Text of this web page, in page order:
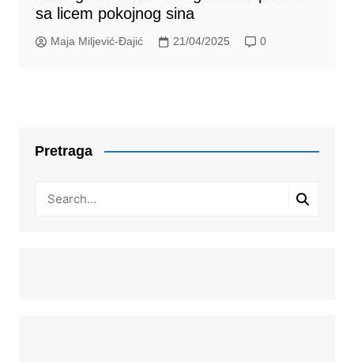
sa licem pokojnog sina
Maja Miljević-Đajić 21/04/2025 0
Pretraga